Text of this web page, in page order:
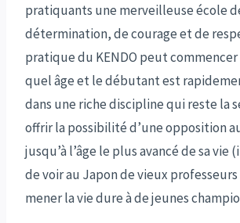
pratiquants une merveilleuse école
détermination, de courage et de
pratique du KENDO peut commencer
quel âge et le débutant est
dans une riche discipline qui reste la
offrir la possibilité d’une opposition
jusqu’à l’âge le plus avancé de sa vie
de voir au Japon de vieux professeurs
mener la vie dure à de jeunes